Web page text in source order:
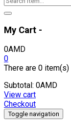
My Cart -
0AMD
0
There are 0 item(s)
Subtotal: 0AMD
View cart
Checkout
Toggle navigation